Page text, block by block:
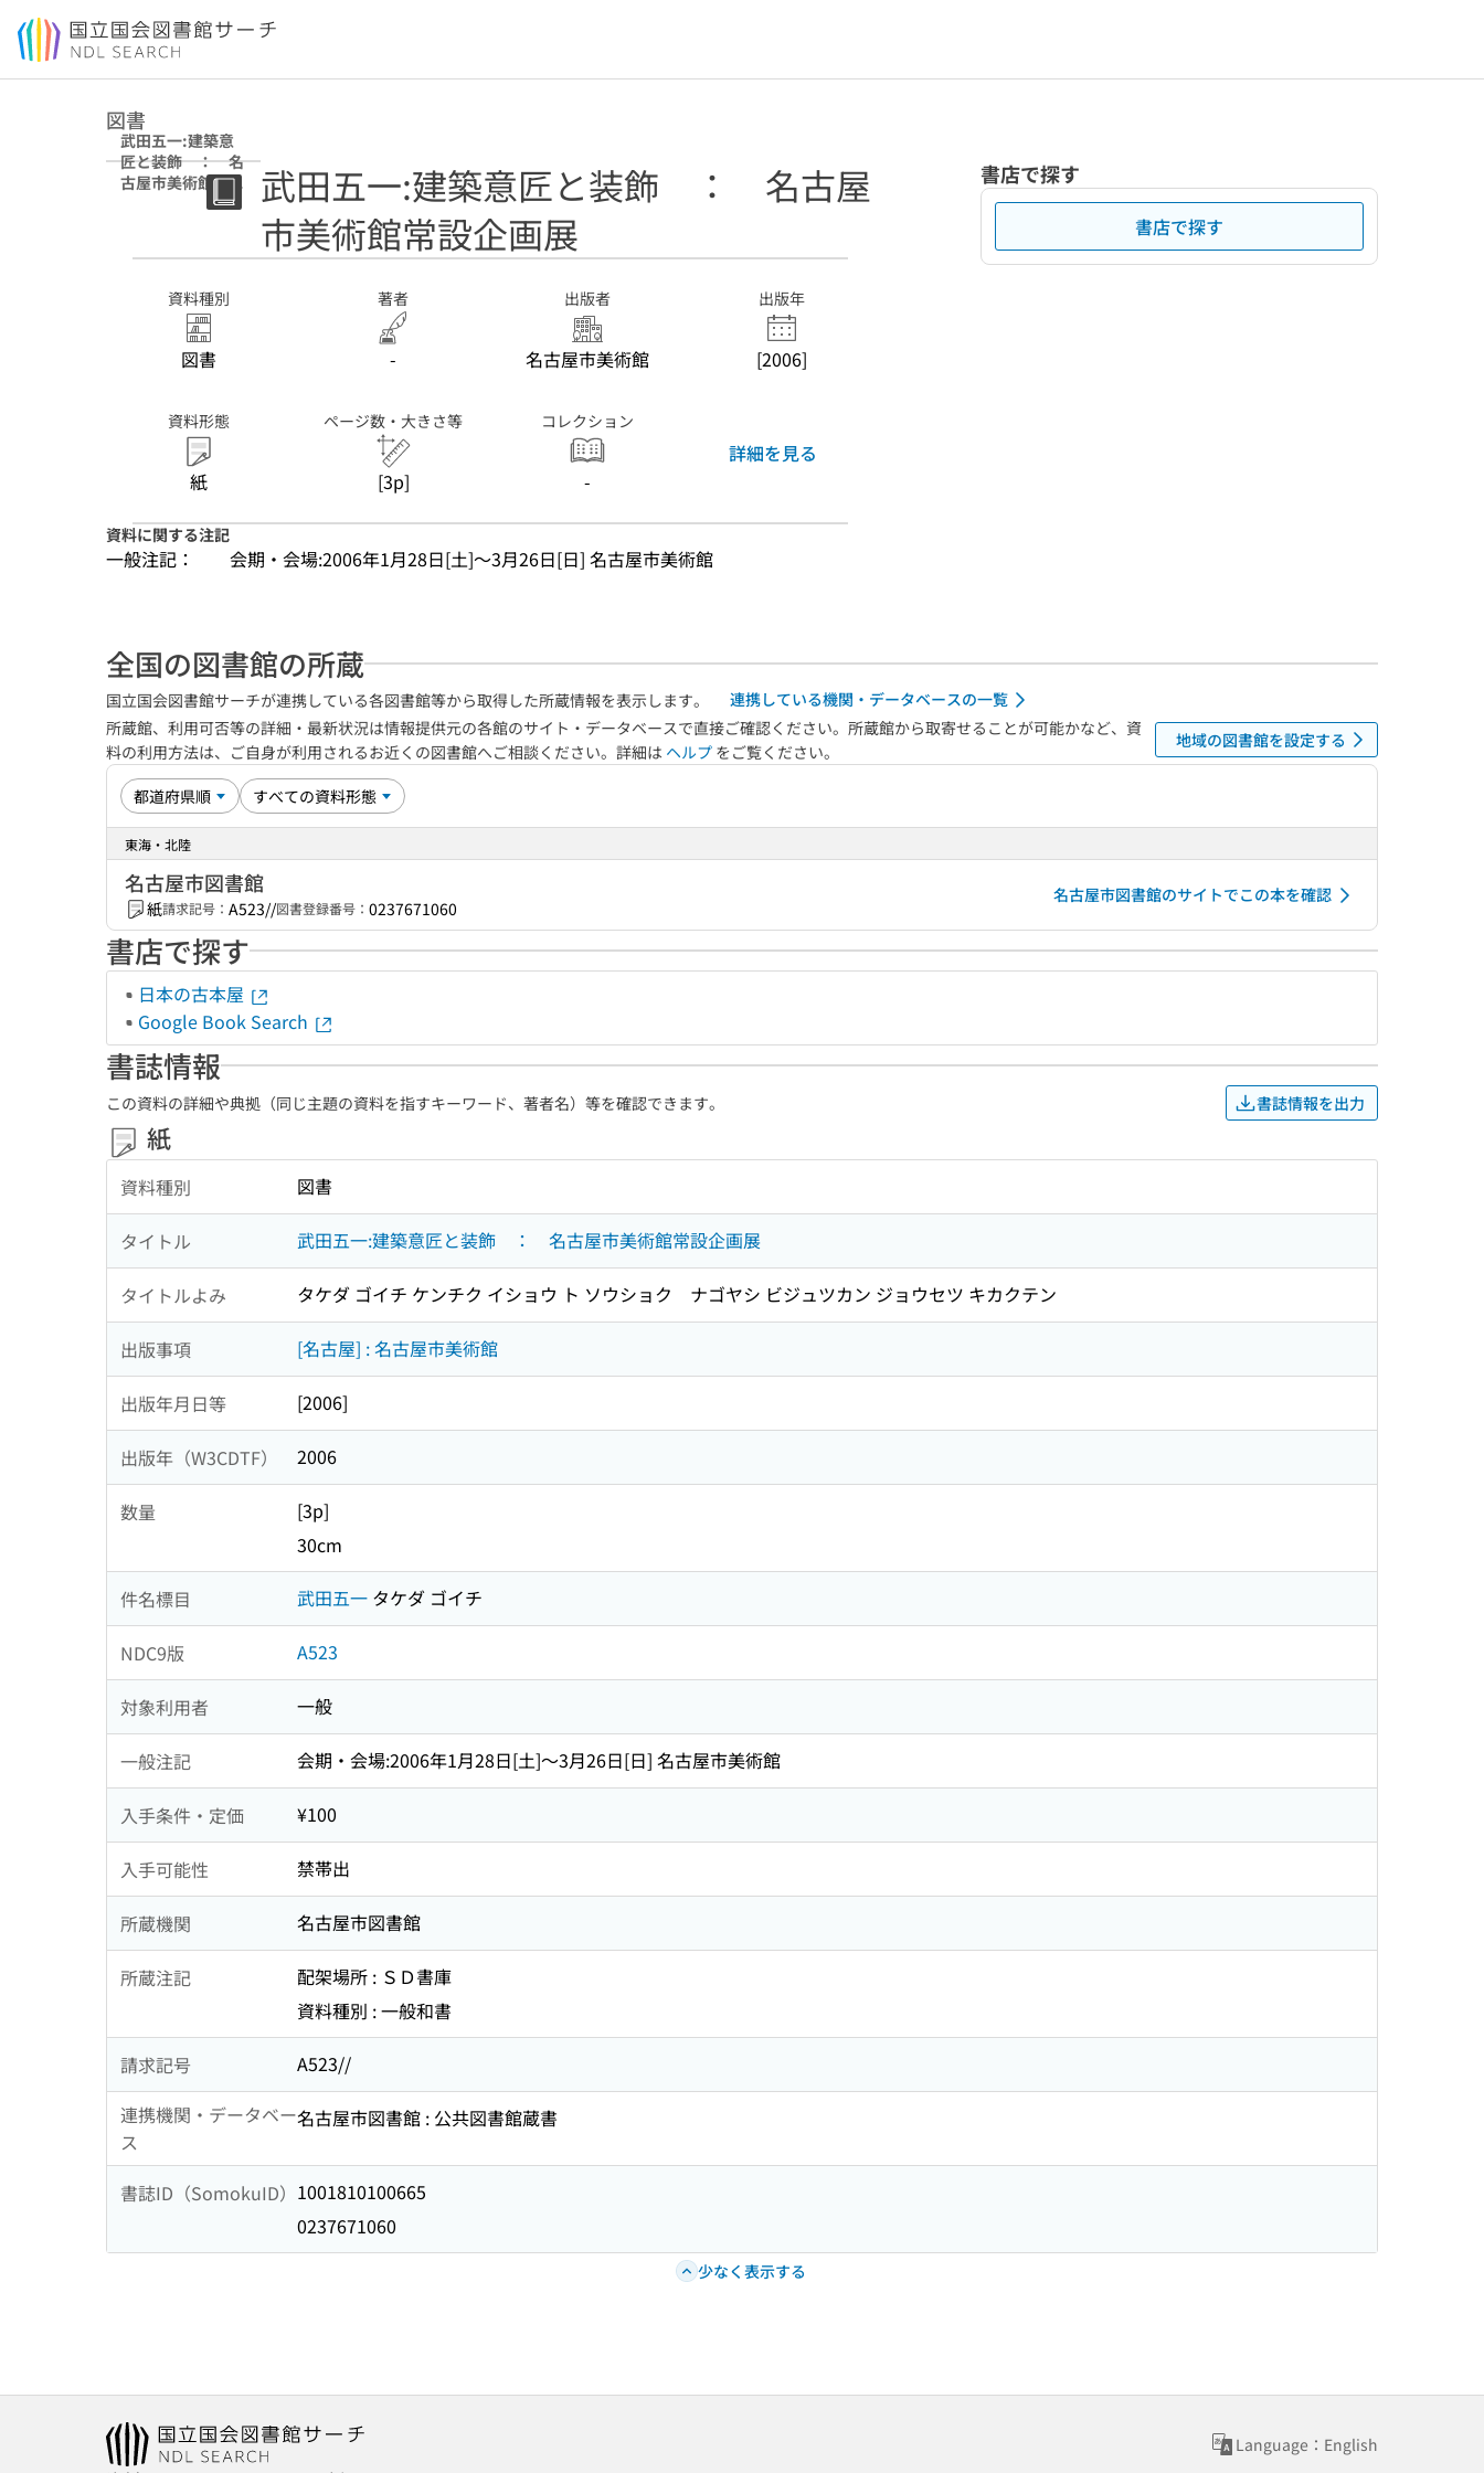
本文へ移動
図書
武田五一:建築意
匠と装飾 ： 名
古屋市美術館常設
武田五一:建築意匠と装飾 ： 名古屋
市美術館常設企画展
資料種別
図書
著者
-
出版者
名古屋市美術館
出版年
[2006]
資料形態
紙
ページ数・大きさ等
[3p]
コレクション
-
詳細を見る
資料に関する注記
一般注記： 会期・会場:2006年1月28日[土]〜3月26日[日] 名古屋市美術館
書店で探す
書店で探す
全国の図書館の所蔵
国立国会図書館サーチが連携している各図書館等から取得した所蔵情報を表示します。
連携している機関・データベースの一覧
所蔵館、利用可否等の詳細・最新状況は情報提供元の各館のサイト・データベースで直接ご確認ください。所蔵館から取寄せることが可能かなど、資
料の利用方法は、ご自身が利用されるお近くの図書館へご相談ください。詳細は ヘルプ をご覧ください。
地域の図書館を設定する
東海・北陸
名古屋市図書館
紙請求記号： A523//図書登録番号： 0237671060
名古屋市図書館のサイトでこの本を確認
書店で探す
日本の古本屋
Google Book Search
書誌情報
この資料の詳細や典拠（同じ主題の資料を指すキーワード、著者名）等を確認できます。 書誌情報を出力
紙
資料種別 図書
タイトル 武田五一:建築意匠と装飾 ： 名古屋市美術館常設企画展
タイトルよみ タケダ ゴイチ ケンチク イショウ ト ソウショク ナゴヤシ ビジュツカン ジョウセツ キカクテン
出版事項 [名古屋] : 名古屋市美術館
出版年月日等 [2006]
出版年（W3CDTF） 2006
数量
[3p]
30cm
件名標目 武田五一 タケダ ゴイチ
NDC9版 A523
対象利用者 一般
一般注記 会期・会場:2006年1月28日[土]〜3月26日[日] 名古屋市美術館
入手条件・定価 ¥100
入手可能性 禁帯出
所蔵機関 名古屋市図書館
所蔵注記
配架場所 : ＳＤ書庫
資料種別 : 一般和書
請求記号
A523//
連携機関・データベー
ス
名古屋市図書館 : 公共図書館蔵書
書誌ID（SomokuID） 1001810100665
0237671060
少なく表示する
Language：English